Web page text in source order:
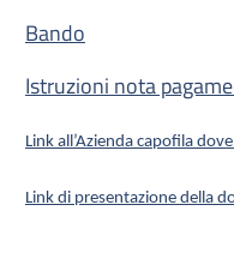
n. 3 Posti di CTP–
Bando
Istruzioni nota
Link all’Azienda capofila
Link di presentazione della